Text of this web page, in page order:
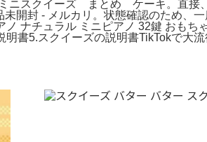
ニスクイーズ まとめ ケーキ。直接
封 - メルカリ。状態確認のため、一
ナチュラル ミニピアノ 32鍵 おもち
書5.スクイーズの説明書TikTokで大